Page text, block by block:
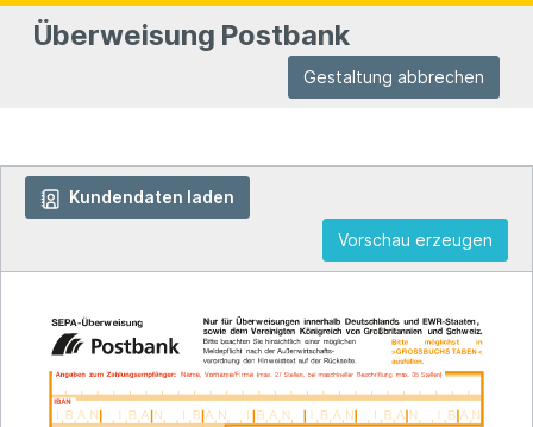
Überweisung Postbank
Gestaltung abbrechen
Kundendaten laden